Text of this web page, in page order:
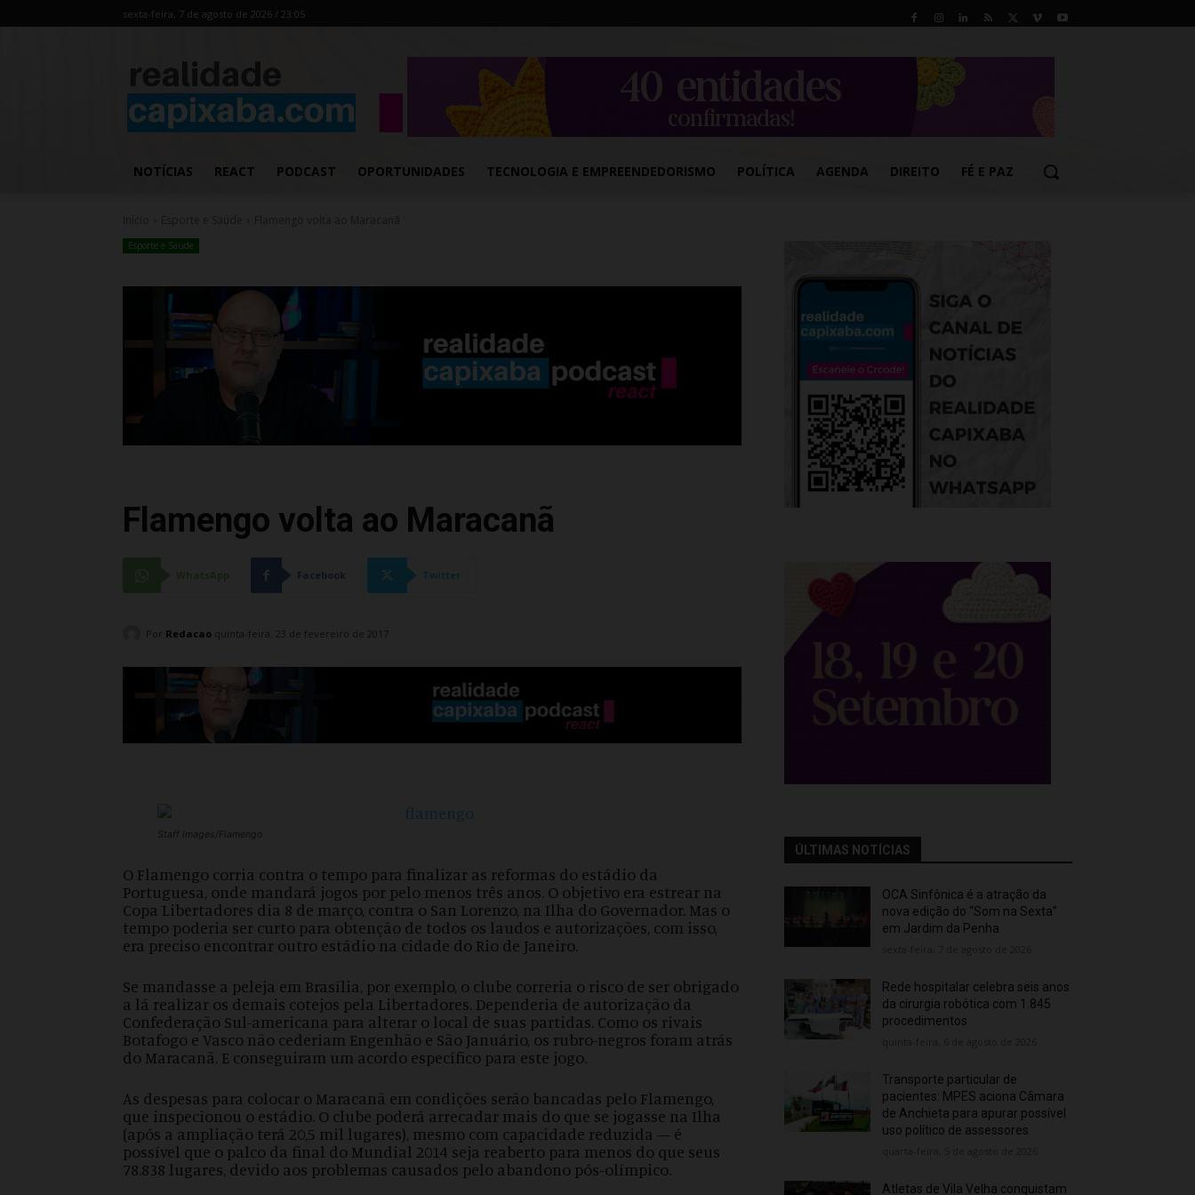
sexta-feira, 7 de agosto de 2026 / 23:05
NOTÍCIAS REACT PODCAST OPORTUNIDADES TECNOLOGIA E EMPREENDEDORISMO POLÍTICA AGENDA DIREITO FÉ E PAZ
Esporte e Saúde
Flamengo volta ao Maracanã
Facebook Twitter
Por Redacao quinta-feira, 23 de fevereiro de 2017
Staff Images/Flamengo
O Flamengo corria contra o tempo para finalizar as reformas do estádio da
Portuguesa, onde mandará jogos por pelo menos três anos. O objetivo era estrear na
Copa Libertadores dia 8 de março, contra o San Lorenzo, na Ilha do Governador. Mas o
tempo poderia ser curto para obtenção de todos os laudos e autorizações, com isso,
era preciso encontrar outro estádio na cidade do Rio de Janeiro.
Se mandasse a peleja em Brasília, por exemplo, o clube correria o risco de ser obrigado
a lá realizar os demais cotejos pela Libertadores. Dependeria de autorização da
Confederação Sul-americana para alterar o local de suas partidas. Como os rivais
Botafogo e Vasco não cederiam Engenhão e São Januário, os rubro-negros foram atrás
do Maracanã. E conseguiram um acordo específico para este jogo.
As despesas para colocar o Maracanã em condições serão bancadas pelo Flamengo,
que inspecionou o estádio. O clube poderá arrecadar mais do que se jogasse na Ilha
(após a ampliação terá 20,5 mil lugares), mesmo com capacidade reduzida — é
possível que o palco da final do Mundial 2014 seja reaberto para menos do que seus
78.838 lugares, devido aos problemas causados pelo abandono pós-olímpico.
ÚLTIMAS NOTÍCIAS
OCA Sinfônica é a atração da
nova edição do “Som na Sexta”
em Jardim da Penha
Rede hospitalar celebra seis anos
da cirurgia robótica com 1.845
procedimentos
Transporte particular de
pacientes: MPES aciona Câmara
de Anchieta para apurar possível
uso político de assessores
Atletas de Vila Velha conquistam